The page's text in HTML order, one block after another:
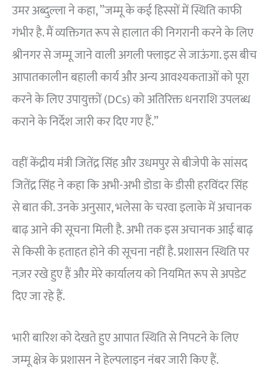
उमर अब्दुल्ला ने कहा, ”जम्मू के कई हिस्सों में स्थिति काफी
गंभीर है. मैं व्यक्तिगत रूप से हालात की निगरानी करने के लिए
श्रीनगर से जम्मू जाने वाली अगली फ्लाइट से जाऊंगा. इस बीच
आपातकालीन बहाली कार्य और अन्य आवश्यकताओं को पूरा
करने के लिए उपायुक्तों (DCs) को अतिरिक्त धनराशि उपलब्ध
कराने के निर्देश जारी कर दिए गए हैं.”
वहीं केंद्रीय मंत्री जितेंद्र सिंह और उधमपुर से बीजेपी के सांसद
जितेंद्र सिंह ने कहा कि अभी-अभी डोडा के डीसी हरविंदर सिंह
से बात की. उनके अनुसार, भलेसा के चरवा इलाके में अचानक
बाढ़ आने की सूचना मिली है. अभी तक इस अचानक आई बाढ़
से किसी के हताहत होने की सूचना नहीं है. प्रशासन स्थिति पर
नज़र रखे हुए हैं और मेरे कार्यालय को नियमित रूप से अपडेट
दिए जा रहे हैं.
भारी बारिश को देखते हुए आपात स्थिति से निपटने के लिए
जम्मू क्षेत्र के प्रशासन ने हेल्पलाइन नंबर जारी किए हैं.